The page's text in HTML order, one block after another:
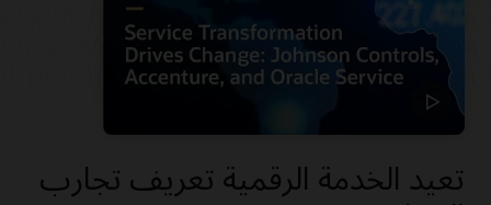
تعيد الخدمة الرقمية تعريف تجارب